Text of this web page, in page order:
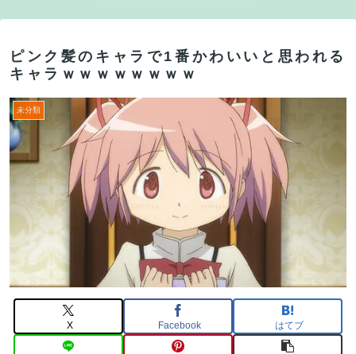
ピンク髪のキャラで1番かわいいと思われる
キャラｗｗｗｗｗｗｗｗ
未分類
X Facebook はてブ